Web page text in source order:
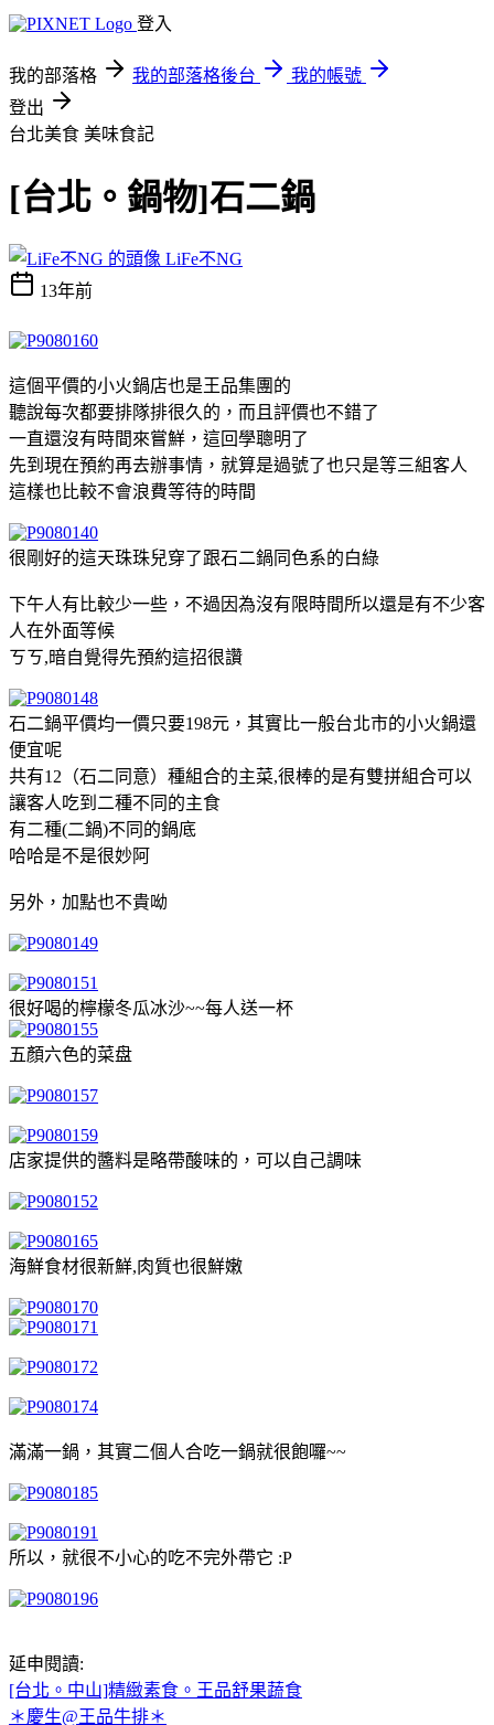
登入
我的部落格 我的部落格後台
我的帳號
登出
台北美食 美味食記
[台北。鍋物]石二鍋
LiFe不NG
13年前
這個平價的小火鍋店也是王品集團的
聽說每次都要排隊排很久的，而且評價也不錯了
一直還沒有時間來嘗鮮，這回學聰明了
先到現在預約再去辦事情，就算是過號了也只是等三組客人
這樣也比較不會浪費等待的時間
很剛好的這天珠珠兒穿了跟石二鍋同色系的白綠
下午人有比較少一些，不過因為沒有限時間所以還是有不少客
人在外面等候
ㄎㄎ,暗自覺得先預約這招很讚
石二鍋平價均一價只要198元，其實比一般台北市的小火鍋還
便宜呢
共有12（石二同意）種組合的主菜,很棒的是有雙拼組合可以
讓客人吃到二種不同的主食
有二種(二鍋)不同的鍋底
哈哈是不是很妙阿
另外，加點也不貴呦
很好喝的檸檬冬瓜冰沙~~每人送一杯
五顏六色的菜盘
店家提供的醬料是略帶酸味的，可以自己調味
海鮮食材很新鮮,肉質也很鮮嫩
滿滿一鍋，其實二個人合吃一鍋就很飽囉~~
所以，就很不小心的吃不完外帶它 :P
延申閱讀:
[台北。中山]精緻素食。王品舒果蔬食
＊慶生@王品牛排＊